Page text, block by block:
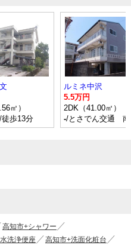
㎡）
徒歩13分
ルミネ中沢
5.5万円
2DK（41.00㎡）
-/とさでん交通
高知市+シャワー
洗浄便座
高知市+洗面化粧台